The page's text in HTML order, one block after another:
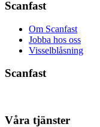
Scanfast
Om Scanfast
Jobba hos oss
Visselblåsning
Scanfast
Våra tjänster